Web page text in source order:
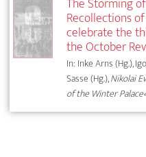
Recollections
celebrate the
the October
In: Inke Arns (Hg.),
Sasse (Hg.),Nikolai
of the Winter